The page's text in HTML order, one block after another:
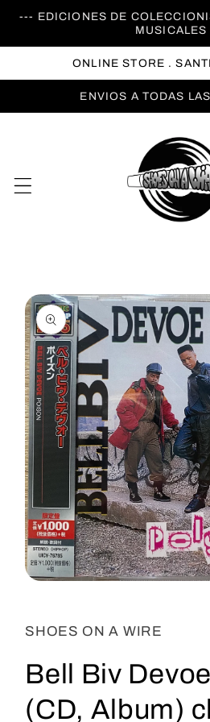
directamente
--- EDICIONES DE
MUSICALES
ONLINE STORE .
ENVIOS A TODAS
directamente
a la
información
del producto
en
modal
SHOES ON A WIRE
Bell Biv
(CD, Album) cl